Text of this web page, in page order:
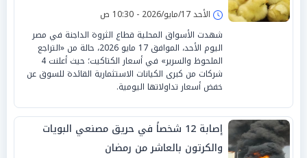
الأحد 17/مايو/2026 - 10:30 ص
شهدت الأسواق المحلية قطاع الثروة الداجنة في مصر
اليوم الأحد، الموافق 17 مايو 2026، حالة من «التراجع
الملحوظ والسرير» في أسعار الكتاكيت؛ حيث أعلنت 4
شركات من كبرى الكيانات الاستثمارية القائدة للسوق عن
خفض أسعار تداولاتها اليومية.
إصابة 12 شخصاً في حريق مصنعي البويات
والكرتون بالعاشر من رمضان